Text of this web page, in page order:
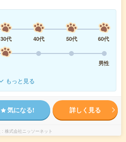
30代 40代 50代
60代
男性
もっと見る
気になる! 詳しく見る
株式会社ニッソーネット